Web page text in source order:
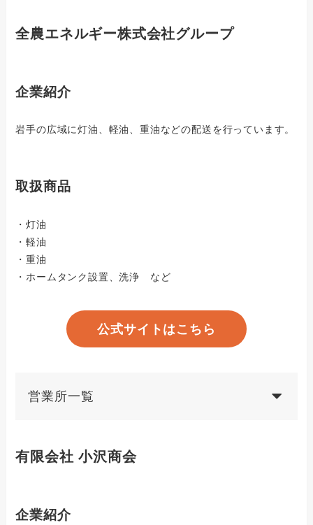
全農エネルギー株式会社グループ
企業紹介
岩手の広域に灯油、軽油、重油などの配送を行っています。
取扱商品
・灯油
・軽油
・重油
・ホームタンク設置、洗浄 など
公式サイトはこちら
営業所一覧
有限会社 小沢商会
企業紹介